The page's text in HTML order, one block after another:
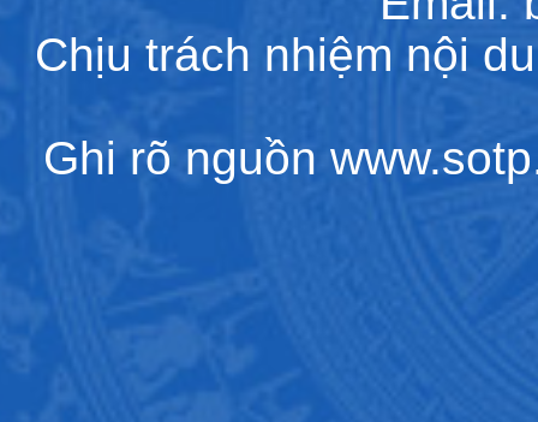
Chịu trách nhiệm nội
Ghi rõ nguồn